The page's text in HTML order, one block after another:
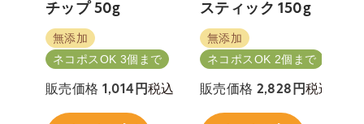
チップ 50g
無添加
ネコポスOK 3個まで
販売価格 1,014 税込
スティック 150g
無添加
ネコポスOK 2個まで
販売価格 2,828 税込